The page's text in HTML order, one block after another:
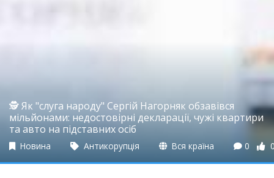
🕵️ Як "слуга народу" Сергій Нагорняк обзавівся
мільйонами: недостовірні декларації, чужі квартири
та авто на підставних осіб
Новина Антикорупція Вся країна 0